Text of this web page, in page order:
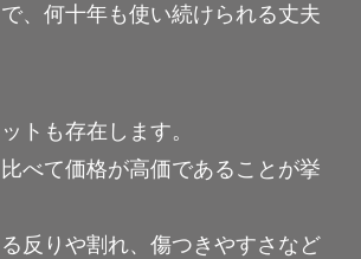
、何十年も使い続けられる丈夫
トも存在します。
べて価格が高価であることが挙
反りや割れ、傷つきやすさなど